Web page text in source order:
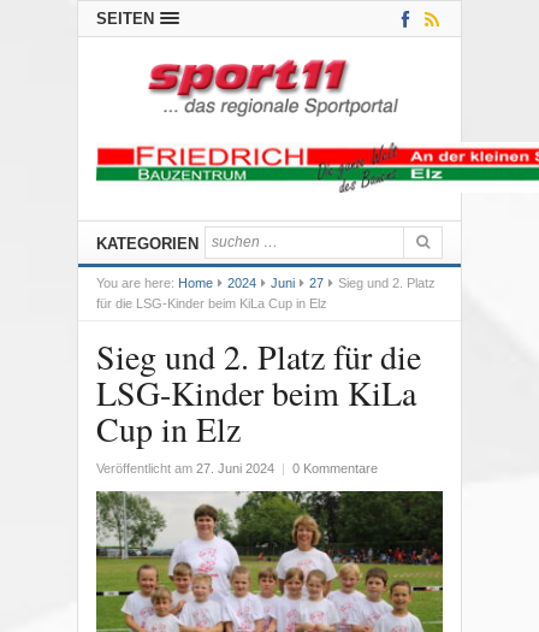
SEITEN
KATEGORIEN
You are here: Home 2024 Juni 27
Sieg und 2. Platz
für die LSG-Kinder beim KiLa Cup in Elz
Sieg und 2. Platz für die
LSG-Kinder beim KiLa
Cup in Elz
Veröffentlicht am 27. Juni 2024 0 Kommentare